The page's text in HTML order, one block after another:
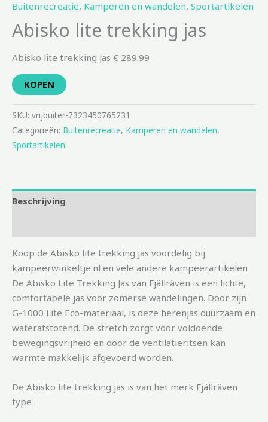
Buitenrecreatie, Kamperen en wandelen, Sportartikelen
Abisko lite trekking jas
Abisko lite trekking jas € 289.99
KOPEN
SKU: vrijbuiter-7323450765231
Categorieën: Buitenrecreatie, Kamperen en wandelen,
Sportartikelen
Beschrijving
Koop de Abisko lite trekking jas voordelig bij
kampeerwinkeltje.nl en vele andere kampeerartikelen
De Abisko Lite Trekking Jas van Fjällräven is een lichte,
comfortabele jas voor zomerse wandelingen. Door zijn
G-1000 Lite Eco-materiaal, is deze herenjas duurzaam en
waterafstotend. De stretch zorgt voor voldoende
bewegingsvrijheid en door de ventilatieritsen kan
warmte makkelijk afgevoerd worden.
De Abisko lite trekking jas is van het merk Fjällräven
type .